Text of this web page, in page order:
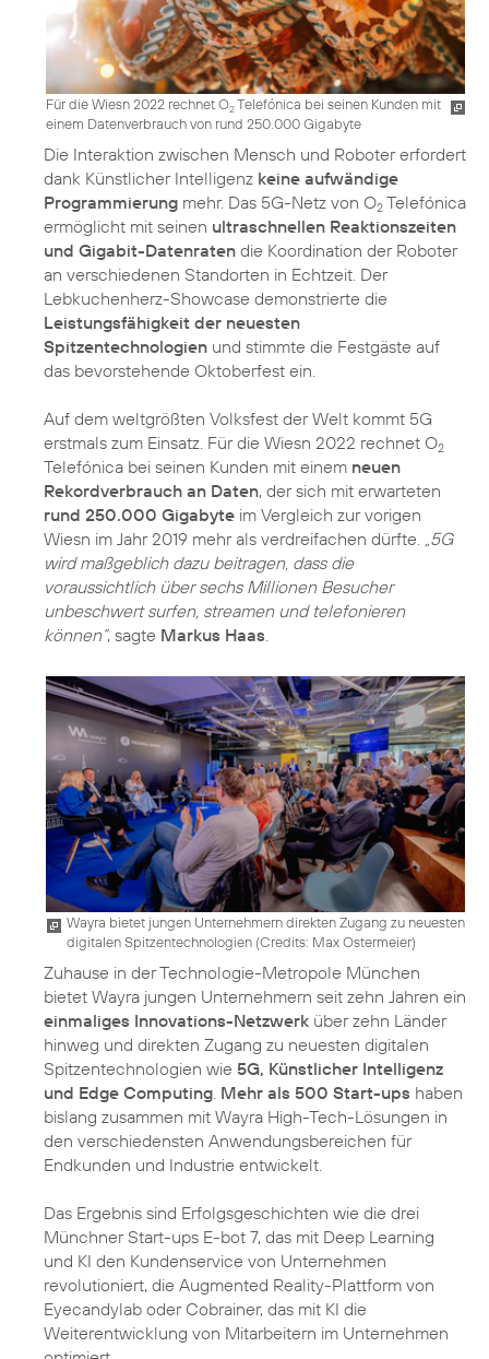
Für die Wiesn 2022 rechnet O2Telefónica bei seinen Kunden mit
einem Datenverbrauch von rund 250.000 Gigabyte
Die Interaktion zwischen Mensch und Roboter erfordert
dank Künstlicher Intelligenz keine aufwändige
Programmierung mehr. Das 5G-Netz von O2 Telefónica
ermöglicht mit seinen ultraschnellen Reaktionszeiten
und Gigabit-Datenraten die Koordination der Roboter
an verschiedenen Standorten in Echtzeit. Der
Lebkuchenherz-Showcase demonstrierte die
Leistungsfähigkeit der neuesten
Spitzentechnologien und stimmte die Festgäste auf
das bevorstehende Oktoberfest ein.
Auf dem weltgrößten Volksfest der Welt kommt 5G
erstmals zum Einsatz. Für die Wiesn 2022 rechnet O2
Telefónica bei seinen Kunden mit einem neuen
Rekordverbrauch an Daten, der sich mit erwarteten
rund 250.000 Gigabyte im Vergleich zur vorigen
Wiesn im Jahr 2019 mehr als verdreifachen dürfte.
„5G
wird maßgeblich dazu beitragen, dass die
voraussichtlich über sechs Millionen Besucher
unbeschwert surfen, streamen und telefonieren
können“, sagte Markus Haas
Wayra bietet jungen Unternehmern direkten Zugang zu neuesten
digitalen Spitzentechnologien (Credits: Max Ostermeier)
Zuhause in der Technologie-Metropole München
bietet Wayra jungen Unternehmern seit zehn Jahren ein
einmaliges Innovations-Netzwerk über zehn Länder
hinweg und direkten Zugang zu neuesten digitalen
Spitzentechnologien wie 5G, Künstlicher Intelligenz
und Edge Computing. Mehr als 500 Start-ups haben
bislang zusammen mit Wayra High-Tech-Lösungen in
den verschiedensten Anwendungsbereichen für
Endkunden und Industrie entwickelt.
Das Ergebnis sind Erfolgsgeschichten wie die drei
Münchner Start-ups E-bot 7, das mit Deep Learning
und KI den Kundenservice von Unternehmen
revolutioniert, die Augmented Reality-Plattform von
Eyecandylab oder Cobrainer, das mit KI die
Weiterentwicklung von Mitarbeitern im Unternehmen